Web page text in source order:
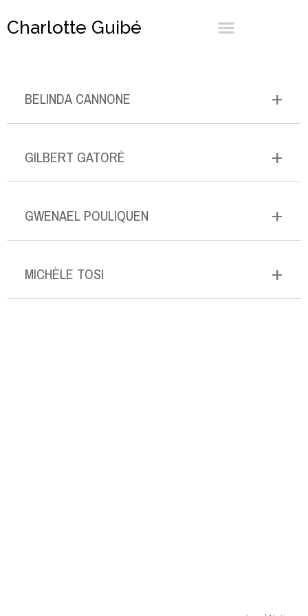
Charlotte Guibé
BELINDA CANNONE +
GILBERT GATORÉ +
GWENAEL POULIQUEN +
MICHÈLE TOSI +